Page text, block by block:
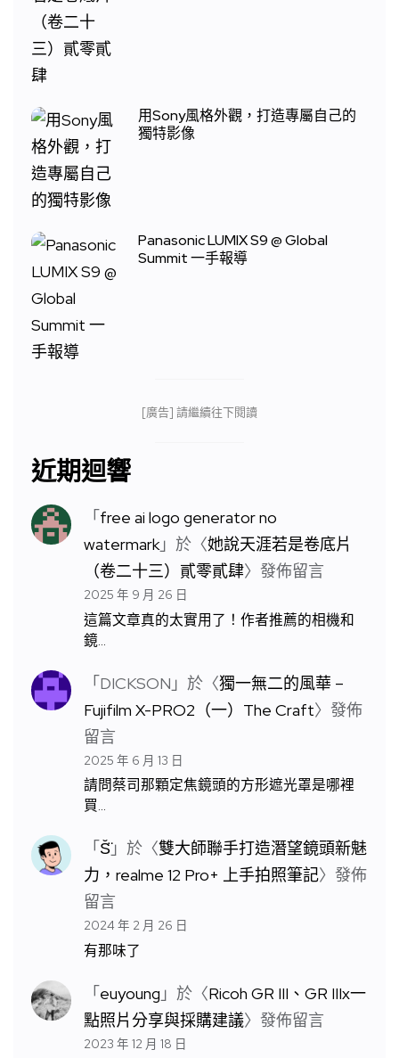
用Sony風格外觀，打造專屬自己的
獨特影像
Panasonic LUMIX S9 @ Global
Summit 一手報導
[廣告] 請繼續往下閱讀
近期迴響
「free ai logo generator no
watermark」於〈她說天涯若是卷底片
（卷二十三）貳零貳肆〉發佈留言
2025 年 9 月 26 日
這篇文章真的太實用了！作者推薦的相機和
鏡…
「DICKSON 」於〈獨一無二的風華 –
Fujifilm X-PRO2（一）The Craft〉發佈
留言
2025 年 6 月 13 日
請問蔡司那顆定焦鏡頭的方形遮光罩是哪裡
買…
「S̆̈」於〈雙大師聯手打造潛望鏡頭新魅
力，realme 12 Pro+ 上手拍照筆記〉發佈
留言
2024 年 2 月 26 日
有那味了
「euyoung 」於〈Ricoh GR III、GR IIIx一
點照片分享與採購建議〉發佈留言
2023 年 12 月 18 日